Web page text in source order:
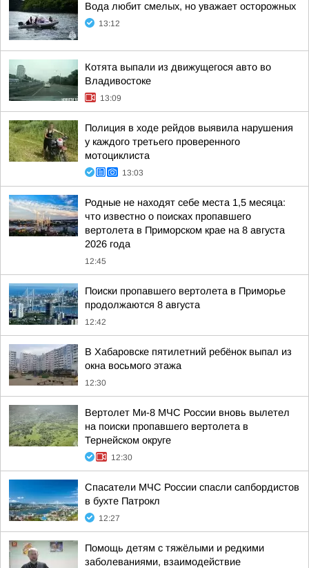
Вода любит смелых, но уважает осторожных
13:12
Котята выпали из движущегося авто во
Владивостоке
13:09
Полиция в ходе рейдов выявила нарушения
у каждого третьего проверенного
мотоциклиста
13:03
Родные не находят себе места 1,5 месяца:
что известно о поисках пропавшего
вертолета в Приморском крае на 8 августа
2026 года
12:45
Поиски пропавшего вертолета в Приморье
продолжаются 8 августа
12:42
В Хабаровске пятилетний ребёнок выпал из
окна восьмого этажа
12:30
Вертолет Ми-8 МЧС России вновь вылетел
на поиски пропавшего вертолета в
Тернейском округе
12:30
Спасатели МЧС России спасли сапбордистов
в бухте Патрокл
12:27
Помощь детям с тяжёлыми и редкими
заболеваниями, взаимодействие